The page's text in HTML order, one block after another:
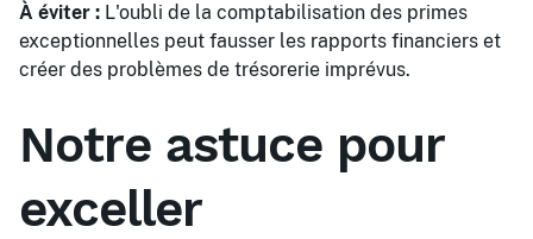
À éviter : L'oubli de la comptabilisation des primes
exceptionnelles peut fausser les rapports financiers et
créer des problèmes de trésorerie imprévus.
Notre astuce pour
exceller